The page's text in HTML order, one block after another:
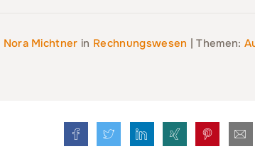
Nora Michtner in Rechnungswesen | Themen: